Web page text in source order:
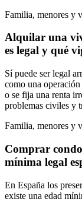
Familia, menores y
Alquilar una
es legal y qué
Sí puede ser legal
como una
o se fija una renta
problemas civiles y
Familia, menores y
Comprar
mínima legal
En España los
existe una edad